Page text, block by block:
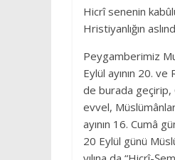
Hicrî senenin
Hristiyanlığın
Peygamberimiz
Eylül ayının 20.
de burada geçirip,
evvel,
ayının 16. Cumâ
20 Eylül günü